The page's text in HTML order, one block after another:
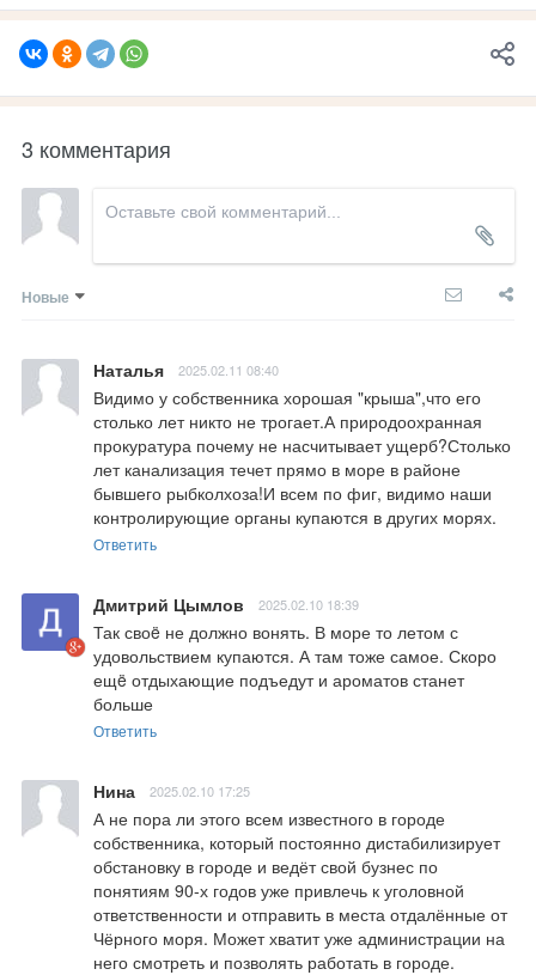
3 комментария
Новые
Наталья 2025.02.11 08:40
Видимо у собственника хорошая "крыша",что его
столько лет никто не трогает.А природоохранная
прокуратура почему не насчитывает ущерб?Столько
лет канализация течет прямо в море в районе
бывшего рыбколхоза!И всем по фиг, видимо наши
контролирующие органы купаются в других морях.
Ответить
Дмитрий Цымлов 2025.02.10 18:39
Так своë не должно вонять. В море то летом с
удовольствием купаются. А там тоже самое. Скоро
ещë отдыхающие подъедут и ароматов станет
больше
Ответить
Нина 2025.02.10 17:25
А не пора ли этого всем известного в городе
собственника, который постоянно дистабилизирует
обстановку в городе и ведёт свой бузнес по
понятиям 90-х годов уже привлечь к уголовной
ответственности и отправить в места отдалённые от
Чёрного моря. Может хватит уже администрации на
него смотреть и позволять работать в городе.